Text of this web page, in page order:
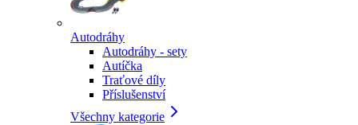
Autodráhy
Autodráhy - sety
Autíčka
Traťové díly
Příslušenství
Všechny kategorie